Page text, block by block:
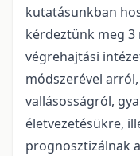
kutatásunkban
kérdeztünk meg
végrehajtási
módszerével
vallásosságról,
életvezetésükre,
prognosztizálnak